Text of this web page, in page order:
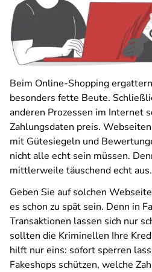
Beim Online-Shopping
besonders fette Beute.
anderen Prozessen im Internet
Zahlungsdaten preis.
mit Gütesiegeln und
nicht alle echt sein müssen.
mittlerweile täuschend echt aus.
Geben Sie auf solchen
es schon zu spät sein. Denn in
Transaktionen lassen sich nur
sollten die Kriminellen Ihre
hilft nur eins: sofort sperren
Fakeshops schützen, welche